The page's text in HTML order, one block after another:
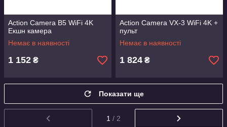
Action Camera B5 WiFi 4K
Екшн камера
Немає в наявності
1 152 ₴
Action Camera VX-3 WiFi 4K +
пульт
Немає в наявності
1 824 ₴
Показати ще
1 / 2